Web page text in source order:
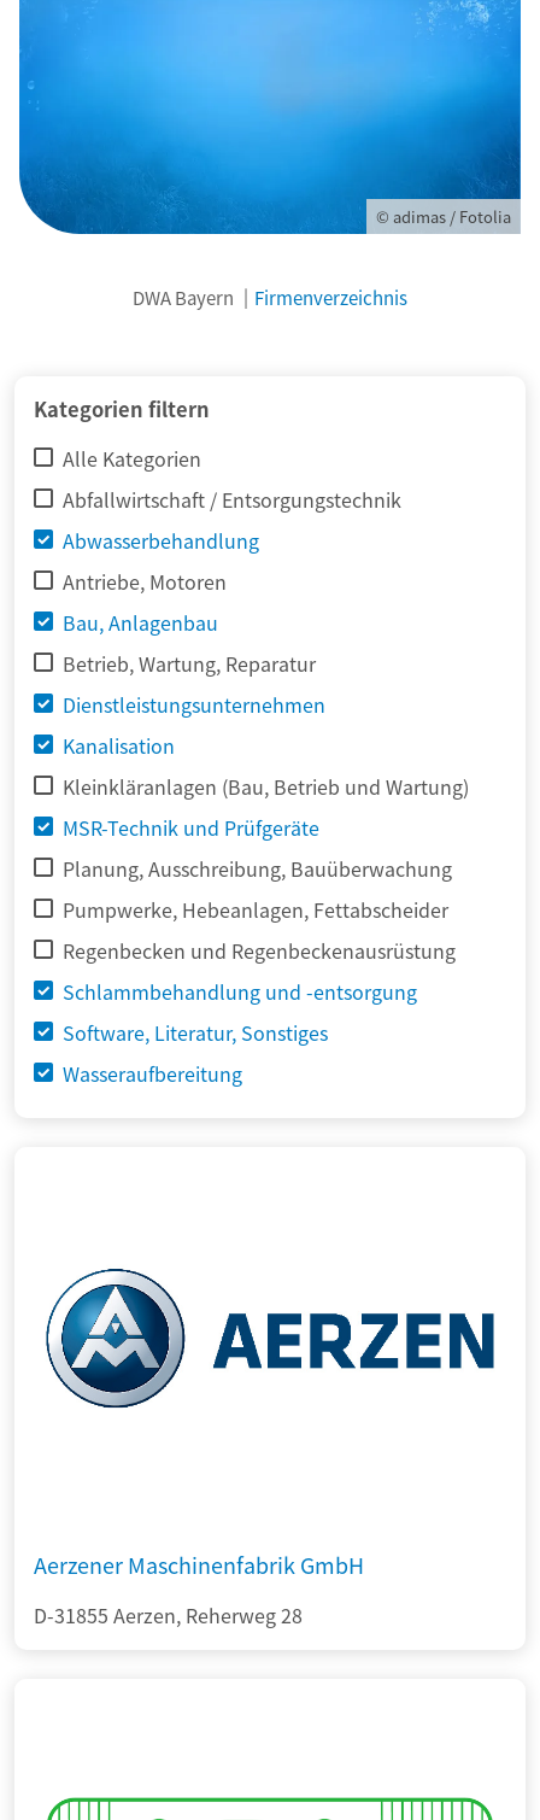
© adimas / Fotolia
DWA Bayern Firmenverzeichnis
Kategorien filtern
Alle Kategorien
Abfallwirtschaft / Entsorgungstechnik
Abwasserbehandlung
Antriebe, Motoren
Bau, Anlagenbau
Betrieb, Wartung, Reparatur
Dienstleistungsunternehmen
Kanalisation
Kleinkläranlagen (Bau, Betrieb und Wartung)
MSR-Technik und Prüfgeräte
Planung, Ausschreibung, Bauüberwachung
Pumpwerke, Hebeanlagen, Fettabscheider
Regenbecken und Regenbeckenausrüstung
Schlammbehandlung und -entsorgung
Software, Literatur, Sonstiges
Wasseraufbereitung
Aerzener Maschinenfabrik GmbH
D-31855 Aerzen, Reherweg 28